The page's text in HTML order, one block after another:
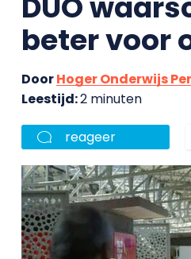
beter voor
DoorHoger Onderwijs
Leestijd:2 minuten
reageer